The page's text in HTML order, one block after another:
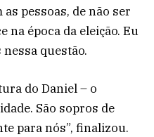
pessoas, de não ser
na época da eleição. Eu
questão.
do Daniel – o
São sopros de
para nós”, finalizou.